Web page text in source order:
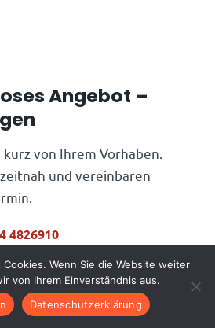
Angebot –
kurz von Ihrem Vorhaben.
und vereinbaren
4826910
anfragen
Wenn Sie die Website weiter
von Ihrem Einverständnis aus.
Datenschutzerklärung